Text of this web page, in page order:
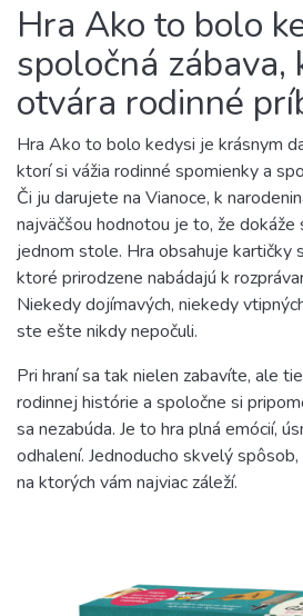
Hra Ako to bolo
spoločná zábava,
otvára rodinné
Hra Ako to bolo kedysi je krásnym
ktorí si vážia rodinné spomienky a
Či ju darujete na Vianoce, k
najväčšou hodnotou je to, že dokáže
jednom stole. Hra obsahuje kartičky
ktoré prirodzene nabádajú k
Niekedy dojímavých, niekedy
ste ešte nikdy nepočuli.
Pri hraní sa tak nielen zabavíte, ale
rodinnej histórie a spoločne si
sa nezabúda. Je to hra plná emócií,
odhalení. Jednoducho skvelý
na ktorých vám najviac záleží.